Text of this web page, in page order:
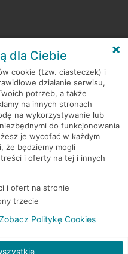
Wszelkie prawa zastrzeżone
dla Ciebie
cookie (tzw. ciasteczek) i
działanie serwisu,
potrzeb, a także
na innych stronach
na wykorzystywanie lub
do funkcjonowania
je wycofać w każdym
że będziemy mogli
i oferty na tej i innych
i ofert na stronie
trzecie
Politykę Cookies